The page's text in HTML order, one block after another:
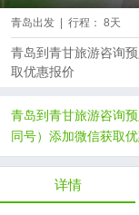
尔寺双飞8日游
青岛出发 | 行程： 8天
青岛到青甘旅游咨询
取优惠报价
青岛到青甘旅游咨询
同号）添加微信获取
详情